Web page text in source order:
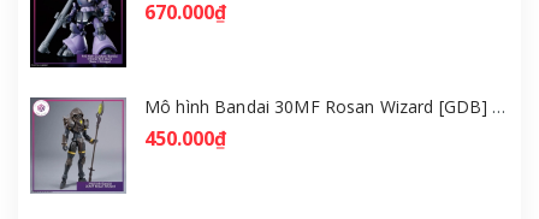
670.000₫
Mô hình Bandai 30MF Rosan Wizard [GDB] [30MF]
450.000₫